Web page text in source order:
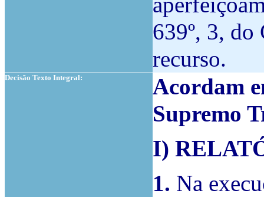
639º, 3, do
recurso.
Decisão Texto Integral:
Acordam
Supremo
I)
1. Na